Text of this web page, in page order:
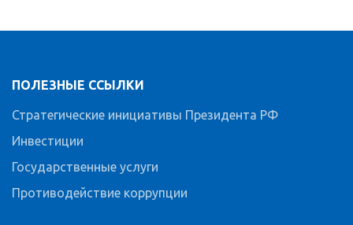
ПОЛЕЗНЫЕ ССЫЛКИ
Стратегические инициативы Президента РФ
Инвестиции
Государственные услуги
Противодействие коррупции